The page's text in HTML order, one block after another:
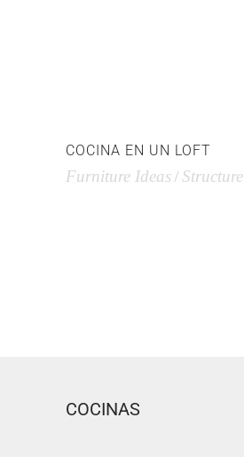
COCINA EN UN LOFT
Furniture Ideas Structure
COCINAS